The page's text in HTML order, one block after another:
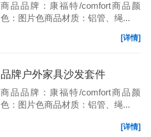
商品品牌：康福特/comfort商品颜
色：图片色商品材质：铝管、绳...
[详情]
品牌户外家具沙发套件
商品品牌：康福特/comfort商品颜
色：图片色商品材质：铝管、绳...
[详情]